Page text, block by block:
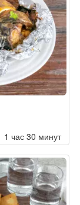
1 час 30 минут